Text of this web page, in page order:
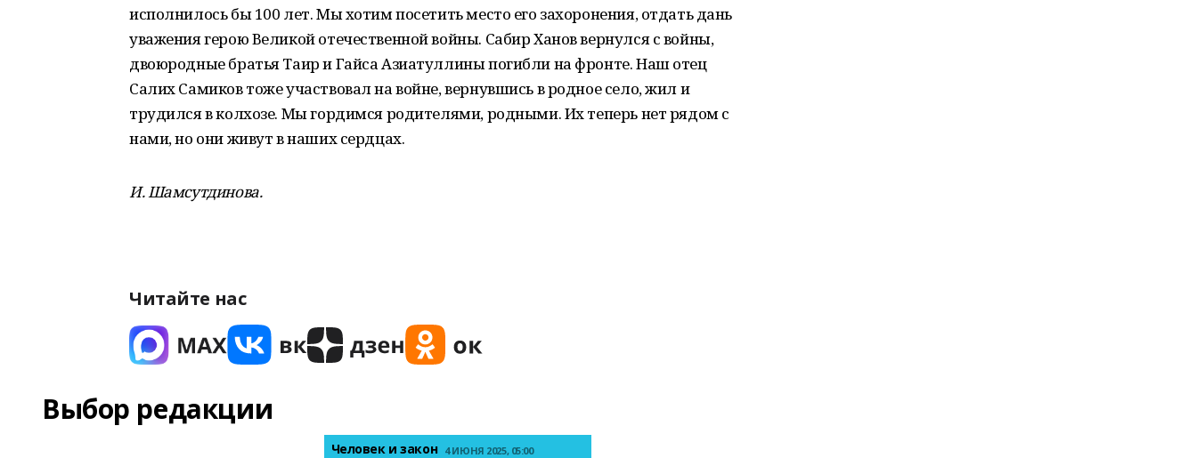
исполнилось бы 100 лет. Мы хотим посетить место его захоронения, отдать дань
уважения герою Великой отечественной войны. Сабир Ханов вернулся с войны,
двоюродные братья Таир и Гайса Азиатуллины погибли на фронте. Наш отец
Салих Самиков тоже участвовал на войне, вернувшись в родное село, жил и
трудился в колхозе. Мы гордимся родителями, родными. Их теперь нет рядом с
нами, но они живут в наших сердцах.
И. Шамсутдинова.
Читайте нас
Выбор редакции
Человек и закон 4 ИЮНЯ 2025, 05:00